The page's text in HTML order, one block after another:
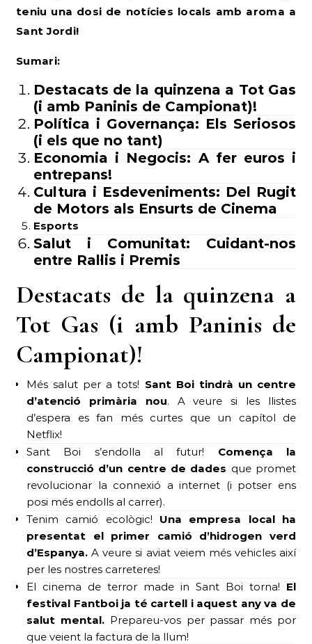
teniu una dosi de notícies locals amb aroma a
Sant Jordi!
Sumari:
Destacats de la quinzena a Tot Gas
(i amb Paninis de Campionat)!
Política i Governança: Els Seriosos
(i els que no tant)
Economia i Negocis: A fer euros i
entrepans!
Cultura i Esdeveniments: Del Rugit
de Motors als Ensurts de Cinema
Esports
Salut i Comunitat: Cuidant-nos
entre Ral·lis i Premis
Destacats de la quinzena a
Tot Gas (i amb Paninis de
Campionat)!
Més salut per a tots! Sant Boi tindrà un centre
d’atenció primària nou. A veure si les llistes
d’espera es fan més curtes que un capítol de
Netflix!
Sant Boi s’endolla al futur! Comença la
construcció d’un centre de dades que promet
revolucionar la connexió a internet (i potser ens
posi més endolls al carrer).
Tenim camió ecològic! Una empresa local ha
presentat el primer camió d’hidrogen verd
d’Espanya.A veure si aviat veiem més vehicles així
per les nostres carreteres!
El cinema de terror made in Sant Boi torna! El
festival Fantboi ja té cartell i aquest any va de
salut mental.Prepareu-vos per passar més por
que veient la factura de la llum!